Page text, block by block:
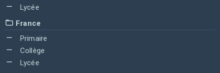
Lycée
France
Primaire
Collège
Lycée